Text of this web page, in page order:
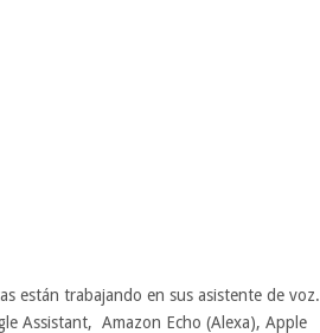
están trabajando en sus asistente de voz.
Assistant, Amazon Echo (Alexa), Apple